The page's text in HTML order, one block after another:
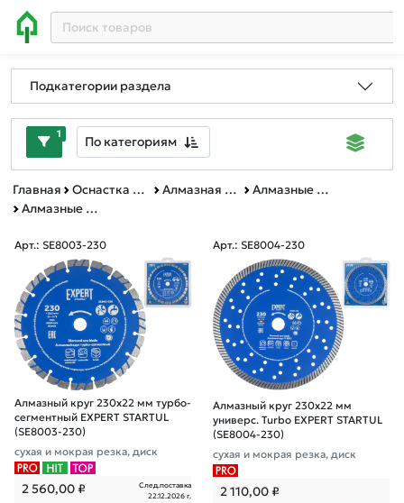
Подкатегории раздела
1 По категориям
Главная Оснастка к электроинструменту Алмазная резка, шлифование и сверление
Алмазные круги
Алмазные круги Ф 230 мм
Арт.: SE8003-230
Алмазный круг 230х22 мм турбо-
сегментный EXPERT STARTUL
(SE8003-230)
сухая и мокрая резка, диск
2 560,00₽
След.поставка
22.12.2026 г.
Арт.: SE8004-230
Алмазный круг 230х22 мм
универс. Turbo EXPERT STARTUL
(SE8004-230)
сухая и мокрая резка, диск
2 110,00₽